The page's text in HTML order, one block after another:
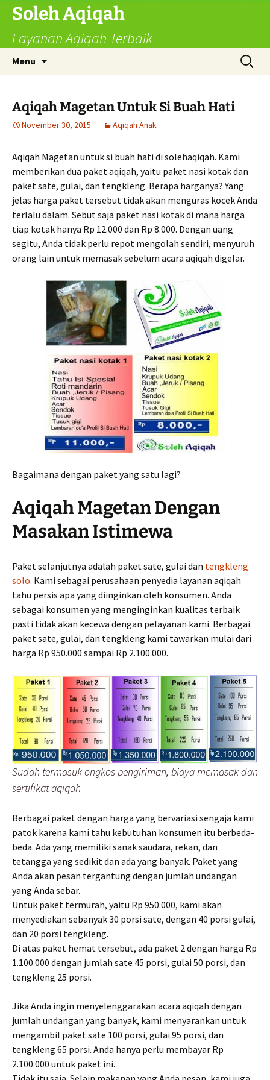
Skip
content
Soleh Aqiqah
Layanan Aqiqah Terbaik
Menu
Search
for:
Aqiqah Magetan Untuk Si Buah Hati
November 30, 2015 Aqiqah Anak
Aqiqah Magetan untuk si buah hati di solehaqiqah. Kami
memberikan dua paket aqiqah, yaitu paket nasi kotak dan
paket sate, gulai, dan tengkleng. Berapa harganya? Yang
jelas harga paket tersebut tidak akan menguras kocek Anda
terlalu dalam. Sebut saja paket nasi kotak di mana harga
tiap kotak hanya Rp 12.000 dan Rp 8.000. Dengan uang
segitu, Anda tidak perlu repot mengolah sendiri, menyuruh
orang lain untuk memasak sebelum acara aqiqah digelar.
Bagaimana dengan paket yang satu lagi?
Aqiqah Magetan Dengan
Masakan Istimewa
Paket selanjutnya adalah paket sate, gulai dan tengkleng
solo. Kami sebagai perusahaan penyedia layanan aqiqah
tahu persis apa yang diinginkan oleh konsumen. Anda
sebagai konsumen yang menginginkan kualitas terbaik
pasti tidak akan kecewa dengan pelayanan kami. Berbagai
paket sate, gulai, dan tengkleng kami tawarkan mulai dari
harga Rp 950.000 sampai Rp 2.100.000.
Sudah termasuk ongkos pengiriman, biaya memasak dan
sertifikat aqiqah
Berbagai paket dengan harga yang bervariasi sengaja kami
patok karena kami tahu kebutuhan konsumen itu berbeda-
beda. Ada yang memiliki sanak saudara, rekan, dan
tetangga yang sedikit dan ada yang banyak. Paket yang
Anda akan pesan tergantung dengan jumlah undangan
yang Anda sebar.
Untuk paket termurah, yaitu Rp 950.000, kami akan
menyediakan sebanyak 30 porsi sate, dengan 40 porsi gulai,
dan 20 porsi tengkleng.
Di atas paket hemat tersebut, ada paket 2 dengan harga Rp
1.100.000 dengan jumlah sate 45 porsi, gulai 50 porsi, dan
tengkleng 25 porsi.
Jika Anda ingin menyelenggarakan acara aqiqah dengan
jumlah undangan yang banyak, kami menyarankan untuk
mengambil paket sate 100 porsi, gulai 95 porsi, dan
tengkleng 65 porsi. Anda hanya perlu membayar Rp
2.100.000 untuk paket ini.